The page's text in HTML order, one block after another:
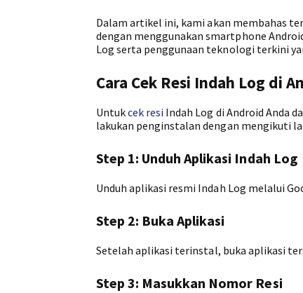
Dalam artikel ini, kami akan membahas
dengan menggunakan smartphone
Log serta penggunaan teknologi terkini
Cara Cek Resi Indah Log di
Untukcek resi Indah Log di Android Anda
lakukan penginstalan dengan mengikuti
Step 1: Unduh Aplikasi Indah Log
Unduh aplikasi resmi Indah Log melalui
Step 2: Buka Aplikasi
Setelah aplikasi terinstal, buka aplikasi
Step 3: Masukkan Nomor Resi